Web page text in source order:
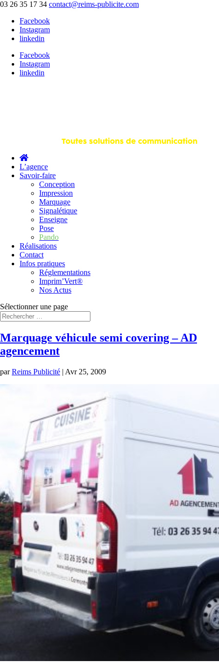
03 26 35 17 34 contact@reims-publicite.com
Facebook
Instagram
linkedin
Facebook
Instagram
linkedin
L’agence
Savoir-faire
Conception
Impression
Marquage
Signalétique
Enseigne
Pose
Pando
Réalisations
Contact
Infos pratiques
Réglementations
Imprim’Vert®
Nos Actus
Sélectionner une page
Marquage véhicule semi covering – AD
agencement
parReims Publicité | Avr 25, 2009